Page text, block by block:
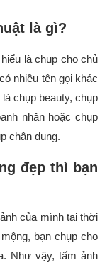
là gì?
là chụp cho chủ
nhiều tên gọi khác
chụp beauty, chụp
nhân hoặc chụp
chân dung.
đẹp thì bạn
của mình tại thời
bạn chụp cho
Như vậy, tấm ảnh